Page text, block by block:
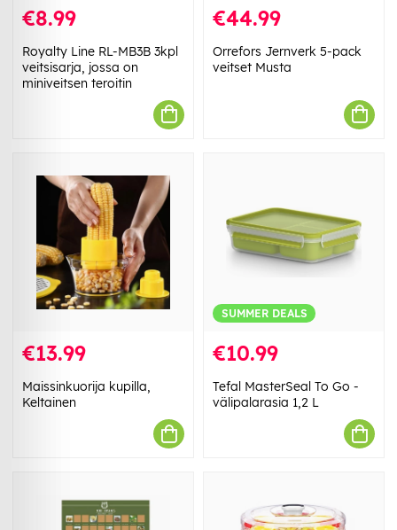
€8.99
Royalty Line RL-MB3B 3kpl
veitsisarja, jossa on
miniveitsen teroitin
€44.99
Orrefors Jernverk 5-pack
veitset Musta
€13.99
Maissinkuorija kupilla,
Keltainen
SUMMER DEALS
€10.99
Tefal MasterSeal To Go -
välipalarasia 1,2 L